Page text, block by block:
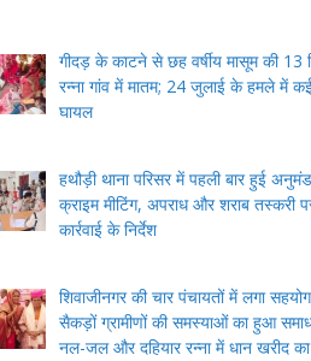
गीदड़ के काटने से छह वर्षीय मासूम की 13
रन्ना गांव में मातम; 24 जुलाई के हमले में
घायल
हथौड़ी थाना परिसर में पहली बार हुई
क्राइम मीटिंग, अपराध और शराब तस्करी
कार्रवाई के निर्देश
शिवाजीनगर की चार पंचायतों में लगा
सैकड़ों ग्रामीणों की समस्याओं का हुआ
नल-जल और दहियार रन्ना में धान खरीद का